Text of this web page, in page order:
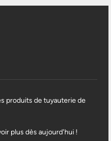
produits de tuyauterie de
plus dès aujourd'hui !